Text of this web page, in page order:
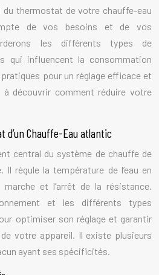
thermostat de votre chauffe-eau
de vos besoins et de vos
les différents types de
qui influencent la consommation
pratiques pour un réglage efficace et
découvrir comment réduire votre
Chauffe-Eau atlantic
central du système de chauffe de
Il régule la température de l’eau en
et l’arrêt de la résistance.
et les différents types
optimiser son réglage et garantir
votre appareil. Il existe plusieurs
ayant ses spécificités.